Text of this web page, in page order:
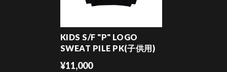
KIDS S/F "P" LOGO
SWEAT PILE PK(子供用)
¥11,000